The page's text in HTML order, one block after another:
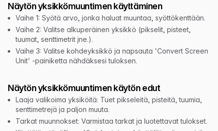
Näytön yksikkömuuntimen käyttäminen
Vaihe 1: Syötä arvo, jonka haluat muuntaa, syöttökenttään.
Vaihe 2: Valitse alkuperäinen yksikkö (pikselit, pisteet,
tuumat, senttimetrit jne.).
Vaihe 3: Valitse kohdeyksikkö ja napsauta 'Convert Screen
Unit' -painiketta nähdäksesi tuloksen.
Näytön yksikkömuuntimen käytön edut
Laaja valikoima yksiköitä: Tuet pikseleitä, pisteitä, tuumia,
senttimetrejä ja paljon muuta.
Tarkat muunnokset: Varmistaa tarkat ja luotettavat tulokset.